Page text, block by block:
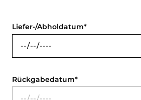
Liefer-/Abholdatum
Rückgabedatum